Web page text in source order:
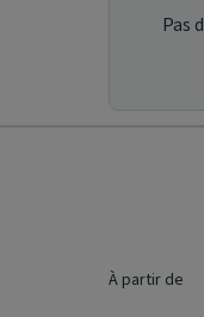
Pas
À partir de